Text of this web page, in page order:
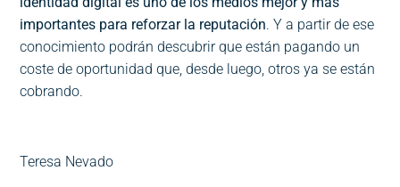
importantes para reforzar la reputación. Y a partir de ese
conocimiento podrán descubrir que están pagando un
coste de oportunidad que, desde luego, otros ya se están
cobrando.
Teresa Nevado